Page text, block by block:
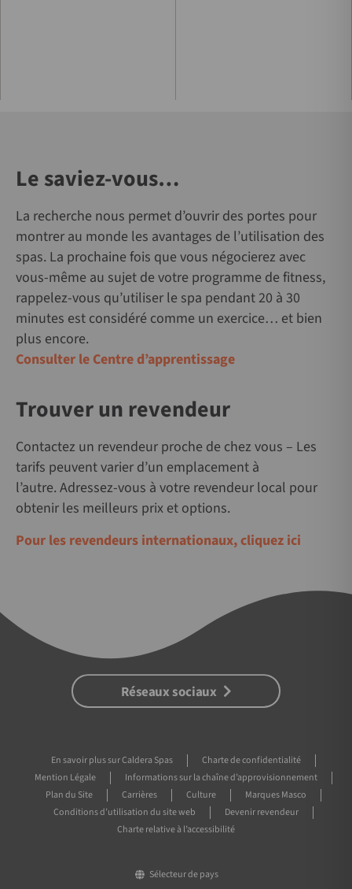
Le saviez-vous…
La recherche nous permet d’ouvrir des portes pour
montrer au monde les avantages de l’utilisation des
spas. La prochaine fois que vous négocierez avec
vous-même au sujet de votre programme de fitness,
rappelez-vous qu’utiliser le spa pendant 20 à 30
minutes est considéré comme un exercice… et bien
plus encore.
Consulter le Centre d’apprentissage
Trouver un revendeur
Contactez un revendeur proche de chez vous – Les
tarifs peuvent varier d’un emplacement à
l’autre. Adressez-vous à votre revendeur local pour
obtenir les meilleurs prix et options.
Pour les revendeurs internationaux, cliquez ici
Réseaux sociaux
En savoir plus sur Caldera Spas
Charte de confidentialité
Mention Légale
Informations sur la chaîne d’approvisionnement
Plan du Site
Carrières Culture
Marques Masco
Conditions d’utilisation du site web
Devenir revendeur
Charte relative à l’accessibilité
Sélecteur de pays